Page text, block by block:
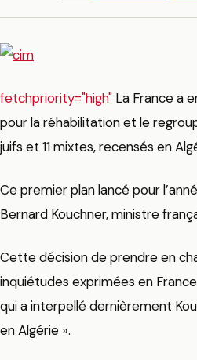
fetchpriority="high" La France a
pour la réhabilitation et le
juifs et 11 mixtes, recensés en
Ce premier plan lancé pour
Bernard Kouchner, ministre
Cette décision de prendre en
inquiétudes exprimées en
qui a interpellé dernièrement
en Algérie ».